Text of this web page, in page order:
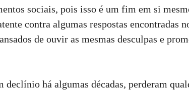
sociais, pois isso é um fim em si
contra algumas respostas encontradas
de ouvir as mesmas desculpas e
há algumas décadas, perderam